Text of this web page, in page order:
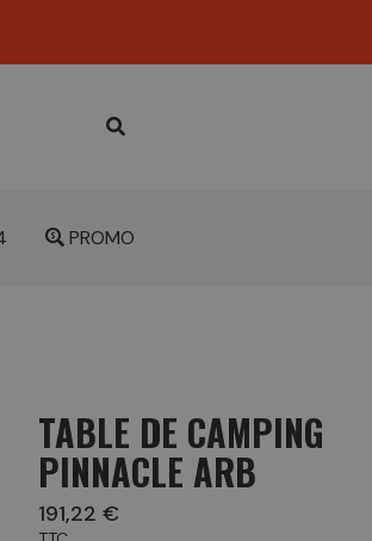
PROMO
TABLE DE CAMPING
PINNACLE ARB
191,22 €